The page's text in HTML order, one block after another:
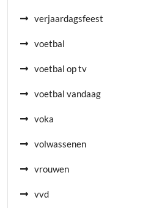
verjaardagsfeest
voetbal
voetbal op tv
voetbal vandaag
voka
volwassenen
vrouwen
vvd